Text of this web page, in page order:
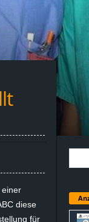
diese
für